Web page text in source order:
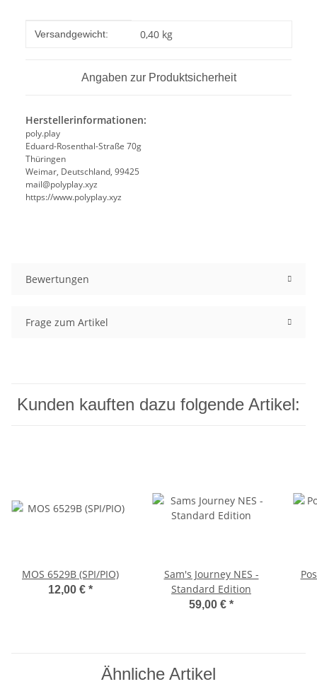
Produkteigenschaft
Wert
Versandgewicht: 0,40 kg
Angaben zur Produktsicherheit
Herstellerinformationen:
poly.play
Eduard-Rosenthal-Straße 70g
Thüringen
Weimar, Deutschland, 99425
mail@polyplay.xyz
https://www.polyplay.xyz
Bewertungen
Frage zum Artikel
Kunden kauften dazu folgende Artikel:
MOS 6529B (SPI/PIO)
12,00 € *
Sam's Journey NES -
Standard Edition
59,00 € *
Ähnliche Artikel